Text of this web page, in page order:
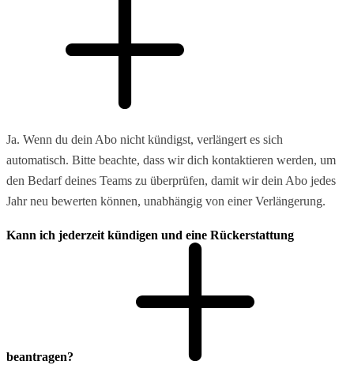
Ja. Wenn du dein Abo nicht kündigst, verlängert es sich
automatisch. Bitte beachte, dass wir dich kontaktieren werden, um
den Bedarf deines Teams zu überprüfen, damit wir dein Abo jedes
Jahr neu bewerten können, unabhängig von einer Verlängerung.
Kann ich jederzeit kündigen und eine Rückerstattung
beantragen?